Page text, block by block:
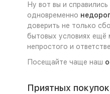
Ну вот вы и
одновременно
доверить не только
бытовых условиях ещё
непростого и
Посещайте чаще наш
Приятных